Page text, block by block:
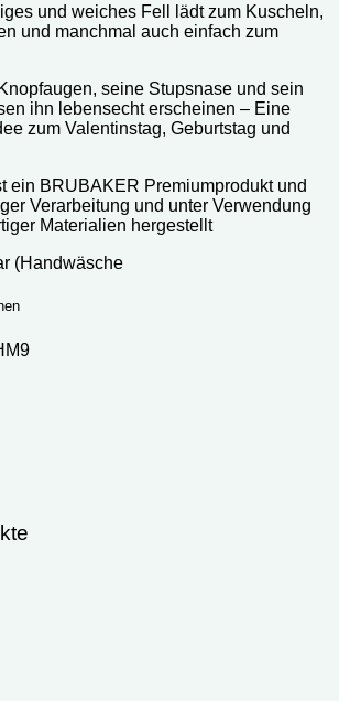
und weiches Fell lädt zum Kuscheln,
und manchmal auch einfach zum
seine Stupsnase und sein
ihn lebensecht erscheinen – Eine
zum Valentinstag, Geburtstag und
ein BRUBAKER Premiumprodukt und
Verarbeitung und unter Verwendung
Materialien hergestellt
(Handwäsche